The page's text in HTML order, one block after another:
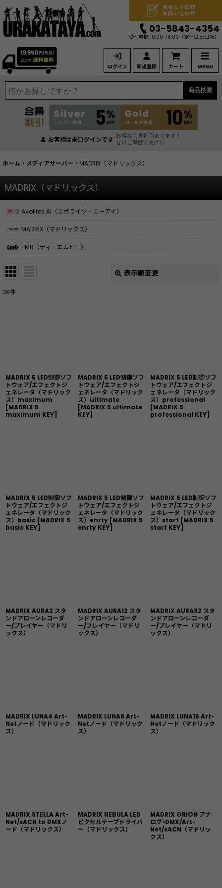
ログイン 新規登録 カート MENU
見積もり依頼
お問い合わせ
03-5843-4354
受付時間 10:00-18:00 （定休日:土日祝）
商品検索
お客様は未ログインです お得な会員割引あります！
ぜひご登録ください
ホーム > メディアサーバー > MADRIX（マドリックス）
MADRIX（マドリックス）
Avolites Ai（エボライツ・エーアイ）
MADRIX（マドリックス）
TMB（ティーエムビー）
表示順変更
39件
MADRIX 5 LED制御ソフ
トウェア/エフェクトジ
ェネレータ（マドリック
ス）maximum
[MADRIX 5
maximum KEY]
MADRIX 5 LED制御ソフ
トウェア/エフェクトジ
ェネレータ（マドリック
ス）ultimate
[MADRIX 5 ultimate
KEY]
MADRIX 5 LED制御ソフ
トウェア/エフェクトジ
ェネレータ（マドリック
ス）professional
[MADRIX 5
professional KEY]
MADRIX 5 LED制御ソフ
トウェア/エフェクトジ
ェネレータ（マドリック
ス）basic [MADRIX 5
basic KEY]
MADRIX 5 LED制御ソフ
トウェア/エフェクトジ
ェネレータ（マドリック
ス）enrty [MADRIX 5
enrty KEY]
MADRIX 5 LED制御ソフ
トウェア/エフェクトジ
ェネレータ（マドリック
ス）start [MADRIX 5
start KEY]
MADRIX AURA2 スタ
ンドアローンレコーダ
ー/プレイヤー（マドリ
ックス）
MADRIX AURA12 スタ
ンドアローンレコーダ
ー/プレイヤー（マドリ
ックス）
MADRIX AURA32 スタ
ンドアローンレコーダ
ー/プレイヤー（マドリ
ックス）
MADRIX LUNA4 Art-
Netノード（マドリック
ス）
MADRIX LUNA8 Art-
Netノード（マドリック
ス）
MADRIX LUNA16 Art-
Netノード（マドリック
ス）
MADRIX STELLA Art-
Net/sACN to DMXノ
ード（マドリックス）
MADRIX NEBULA LED
ピクセルテープドライバ
ー（マドリックス）
MADRIX ORION アナ
ログ>DMX/Art-
Net/sACN（マドリッ
クス）